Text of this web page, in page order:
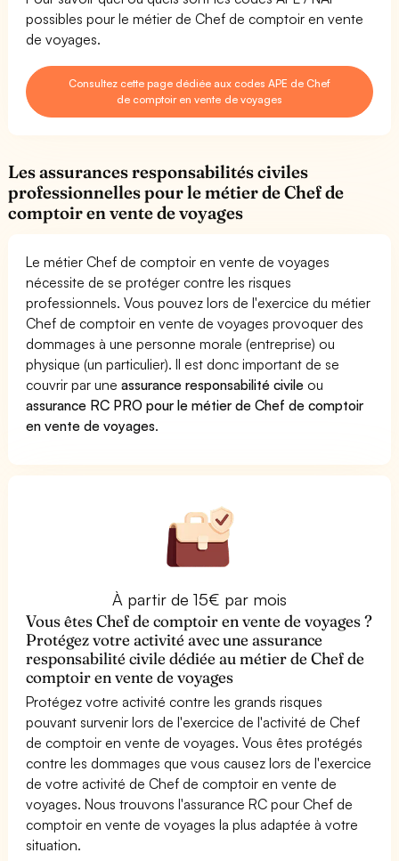
possibles pour le métier de Chef de comptoir en vente
de voyages.
Consultez cette page dédiée aux codes APE de Chef
de comptoir en vente de voyages
Les assurances responsabilités civiles
professionnelles pour le métier de Chef de
comptoir en vente de voyages
Le métier Chef de comptoir en vente de voyages
nécessite de se protéger contre les risques
professionnels. Vous pouvez lors de l'exercice du métier
Chef de comptoir en vente de voyages provoquer des
dommages à une personne morale (entreprise) ou
physique (un particulier). Il est donc important de se
couvrir par uneassurance responsabilité civile ou
assurance RC PRO pour le métier de Chef de comptoir
en vente de voyages.
À partir de 15€ par mois
Vous êtes Chef de comptoir en vente de voyages ?
Protégez votre activité avec une assurance
responsabilité civile dédiée au métier de Chef de
comptoir en vente de voyages
Protégez votre activité contre les grands risques
pouvant survenir lors de l'exercice de l'activité de Chef
de comptoir en vente de voyages. Vous êtes protégés
contre les dommages que vous causez lors de l'exercice
de votre activité de Chef de comptoir en vente de
voyages. Nous trouvons l'assurance RC pour Chef de
comptoir en vente de voyages la plus adaptée à votre
situation.